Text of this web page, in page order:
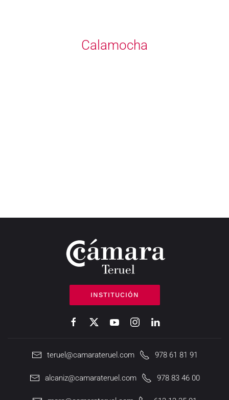
Calamocha
INSTITUCIÓN
teruel@camarateruel.com 978 61 81 91
alcaniz@camarateruel.com 978 83 46 00